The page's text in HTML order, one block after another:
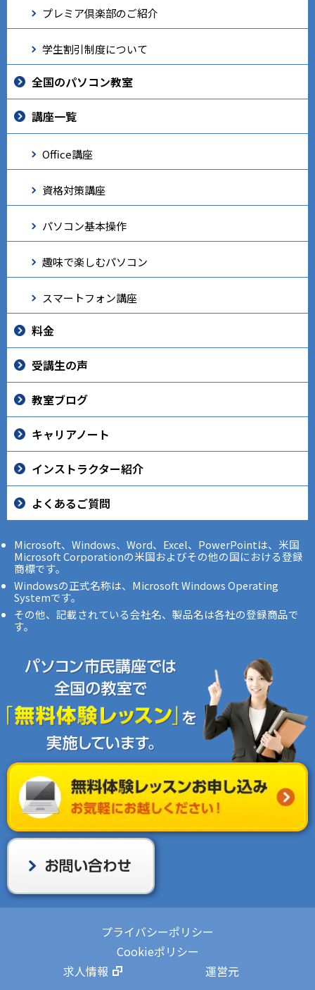
プレミア倶楽部のご紹介
学生割引制度について
全国のパソコン教室
講座一覧
Office講座
資格対策講座
パソコン基本操作
趣味で楽しむパソコン
スマートフォン講座
料金
受講生の声
教室ブログ
キャリアノート
インストラクター紹介
よくあるご質問
Microsoft、Windows、Word、Excel、PowerPointは、米国
Microsoft Corporationの米国およびその他の国における登録
商標です。
Windowsの正式名称は、Microsoft Windows Operating
Systemです。
その他、記載されている会社名、製品名は各社の登録商品で
す。
プライバシーポリシー
Cookieポリシー
求人情報
運営元